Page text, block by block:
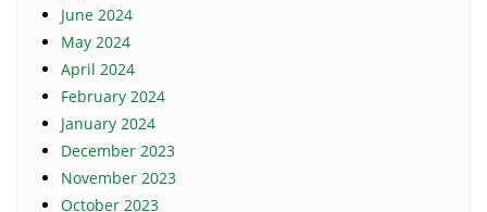
June 2024
May 2024
April 2024
February 2024
January 2024
December 2023
November 2023
October 2023